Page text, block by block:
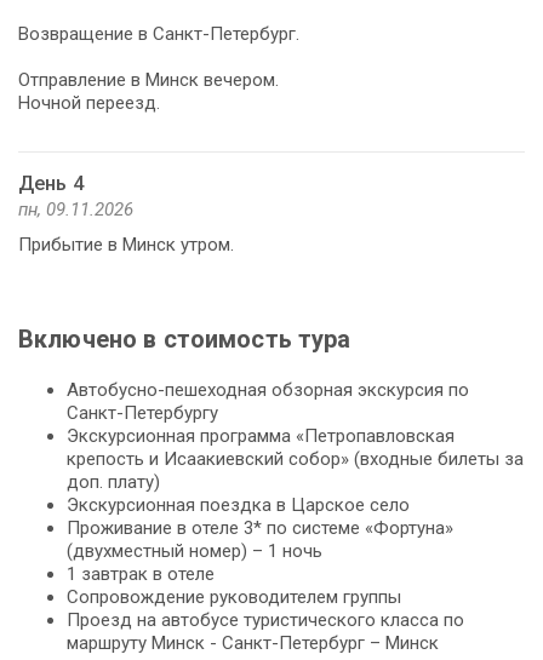
Возвращение в Санкт-Петербург.
Отправление в Минск вечером.
Ночной переезд.
День 4
пн, 09.11.2026
Прибытие в Минск утром.
Включено в стоимость тура
Автобусно-пешеходная обзорная экскурсия по
Санкт-Петербургу
Экскурсионная программа «Петропавловская
крепость и Исаакиевский собор» (входные билеты за
доп. плату)
Экскурсионная поездка в Царское село
Проживание в отеле 3* по системе «Фортуна»
(двухместный номер) – 1 ночь
1 завтрак в отеле
Сопровождение руководителем группы
Проезд на автобусе туристического класса по
маршруту Минск - Санкт-Петербург – Минск